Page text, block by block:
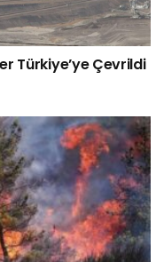
Türkiye’ye Çevrildi